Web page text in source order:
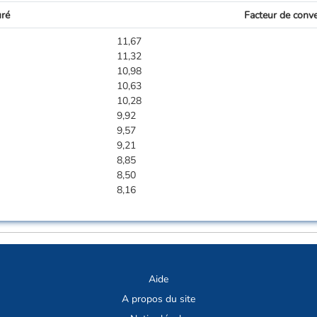
Facteur de
11,67
11,32
10,98
10,63
10,28
9,92
9,57
9,21
8,85
8,50
8,16
Aide
A propos du site